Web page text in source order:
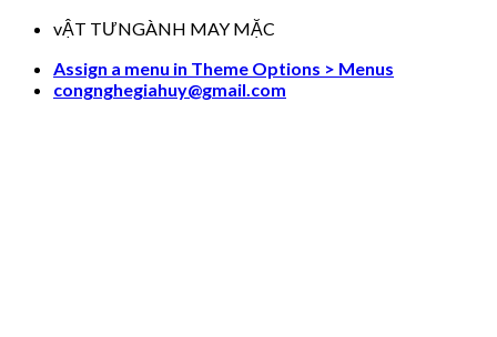
Skip
content
vẬT TƯNGÀNH MAY MẶC
Assign a menu in Theme Options > Menus
congnghegiahuy@gmail.com